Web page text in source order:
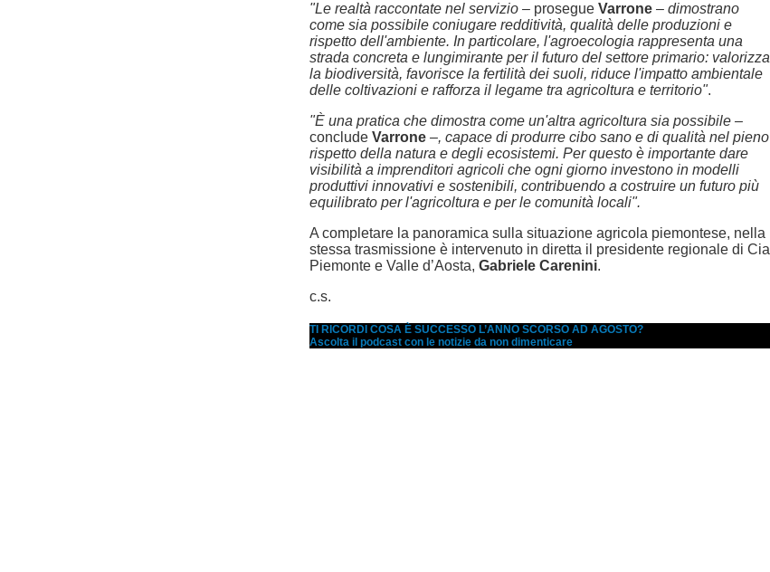
"Le realtà raccontate nel servizio – prosegue Varrone – dimostrano
come sia possibile coniugare redditività, qualità delle produzioni e
rispetto dell'ambiente. In particolare, l'agroecologia rappresenta una
strada concreta e lungimirante per il futuro del settore primario: valorizza
la biodiversità, favorisce la fertilità dei suoli, riduce l'impatto ambientale
delle coltivazioni e rafforza il legame tra agricoltura e territorio".
"È una pratica che dimostra come un'altra agricoltura sia possibile –
conclude Varrone –, capace di produrre cibo sano e di qualità nel pieno
rispetto della natura e degli ecosistemi. Per questo è importante dare
visibilità a imprenditori agricoli che ogni giorno investono in modelli
produttivi innovativi e sostenibili, contribuendo a costruire un futuro più
equilibrato per l'agricoltura e per le comunità locali".
A completare la panoramica sulla situazione agricola piemontese, nella
stessa trasmissione è intervenuto in diretta il presidente regionale di Cia
Piemonte e Valle d’Aosta, Gabriele Carenini.
c.s.
TI RICORDI COSA È SUCCESSO L’ANNO SCORSO AD AGOSTO?
Ascolta il podcast con le notizie da non dimenticare